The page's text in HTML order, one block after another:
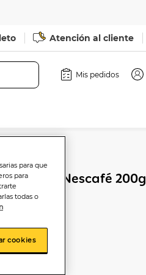
Atención al cliente
Mis pedidos
Nescafé 200g
para que
para
todas o
cookies